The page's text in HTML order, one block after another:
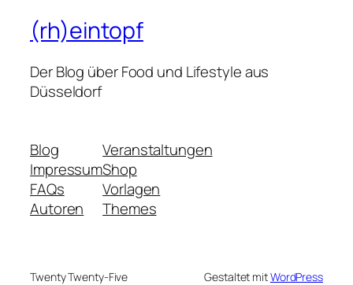
(rh)eintopf
Der Blog über Food und Lifestyle aus
Düsseldorf
Blog
Impressum
FAQs
Autoren
Veranstaltungen
Shop
Vorlagen
Themes
Twenty Twenty-Five Gestaltet mitWordPress